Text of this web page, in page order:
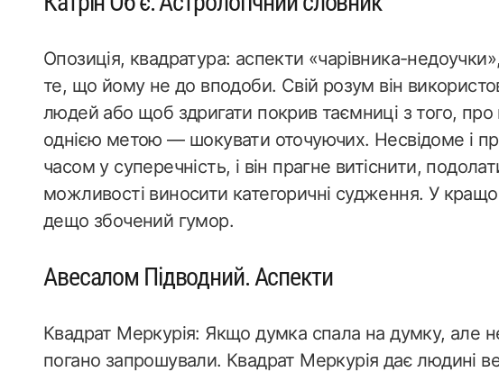
Опозиція, квадратура: аспекти «чарівника-
те, що йому не до вподоби. Свій розум він
людей або щоб здригати покрив таємниці з того,
однією метою — шокувати оточуючих. Несвідоме і
часом у суперечність, і він прагне витіснити,
можливості виносити категоричні судження. У
дещо збочений гумор.
Авесалом Підводний. Аспекти
Квадрат Меркурія: Якщо думка спала на думку, але
погано запрошували. Квадрат Меркурія дає людині